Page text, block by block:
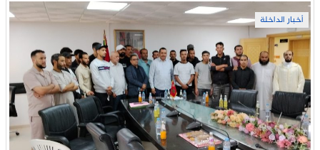
أخبار الداخلة